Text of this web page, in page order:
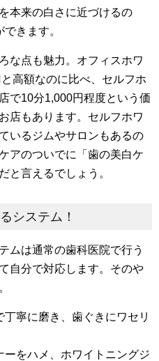
本来の白さに近づけるの
きます。
な点も魅力。オフィスホワ
高額なのに比べ、セルフホ
で10分1,000円程度という価
店もあります。セルフホワ
いるジムやサロンもあるの
アのついでに「歯の美白ケ
と言えるでしょう。
システム！
ムは通常の歯科医院で行う
自分で対応します。そのや
丁寧に磨き、歯ぐきにワセリ
ーをハメ、ホワイトニングジ